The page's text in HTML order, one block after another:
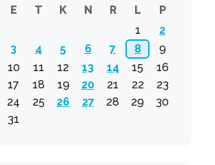
E
T K N R L
P
1
2
3
4 5 6 7 8
9
10
11 12 13 14 15
16
17
18 19 20 21 22
23
24
25 26 27 28 29
30
31